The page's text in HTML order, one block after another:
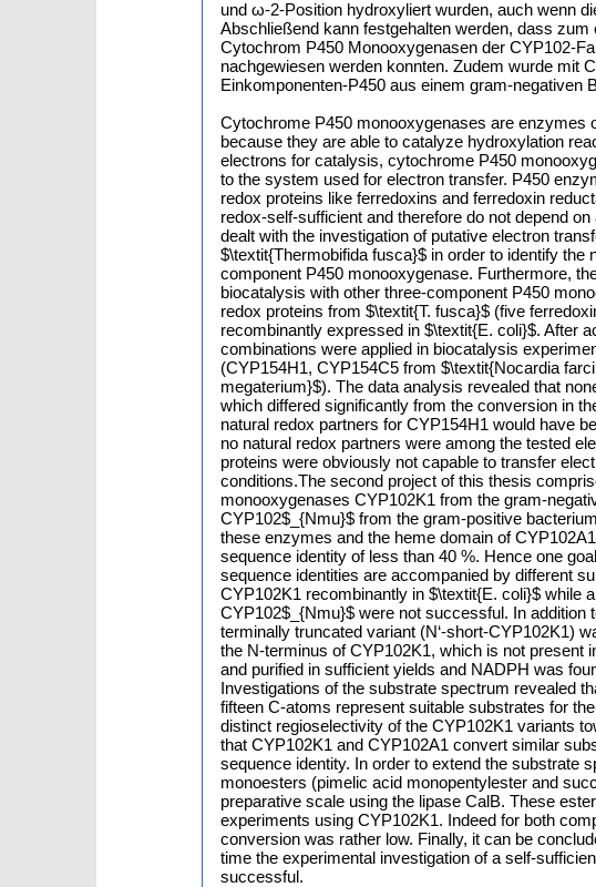
und ω-2-Position hydroxyliert wurden, auch wenn
Abschließend kann festgehalten werden, dass
Cytochrom P450 Monooxygenasen der CYP102-
nachgewiesen werden konnten. Zudem wurde mit
Einkomponenten-P450 aus einem gram-negativen
Cytochrome P450 monooxygenases are enzymes
because they are able to catalyze hydroxylation
electrons for catalysis, cytochrome P450
to the system used for electron transfer. P450
redox proteins like ferredoxins and ferredoxin
redox-self-sufficient and therefore do not depend
dealt with the investigation of putative electron
$\textit{Thermobifida fusca}$ in order to identify
component P450 monooxygenase. Furthermore,
biocatalysis with other three-component P450
redox proteins from $\textit{T. fusca}$ (five
recombinantly expressed in $\textit{E. coli}$. After
combinations were applied in biocatalysis
(CYP154H1, CYP154C5 from $\textit{Nocardia
megaterium}$). The data analysis revealed that
which differed significantly from the conversion in
natural redox partners for CYP154H1 would have
no natural redox partners were among the tested
proteins were obviously not capable to transfer
conditions.The second project of this thesis
monooxygenases CYP102K1 from the gram-
CYP102$_{Nmu}$ from the gram-positive
these enzymes and the heme domain of
sequence identity of less than 40 %. Hence one
sequence identities are accompanied by different
CYP102K1 recombinantly in $\textit{E. coli}$ while
CYP102$_{Nmu}$ were not successful. In addition
terminally truncated variant (N‘-short-CYP102K1)
the N-terminus of CYP102K1, which is not present
and purified in sufficient yields and NADPH was
Investigations of the substrate spectrum revealed
fifteen C-atoms represent suitable substrates for
distinct regioselectivity of the CYP102K1 variants
that CYP102K1 and CYP102A1 convert similar
sequence identity. In order to extend the substrate
monoesters (pimelic acid monopentylester and
preparative scale using the lipase CalB. These
experiments using CYP102K1. Indeed for both
conversion was rather low. Finally, it can be
time the experimental investigation of a self-
successful.